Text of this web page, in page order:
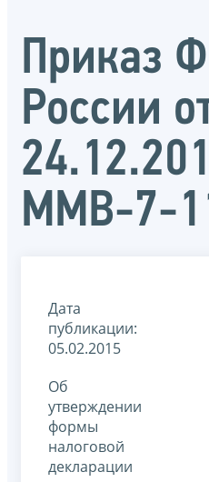
Приказ
России
ММВ-7-
Дата
публикации:
05.02.2015
Об
утверждении
формы
налоговой
декларации